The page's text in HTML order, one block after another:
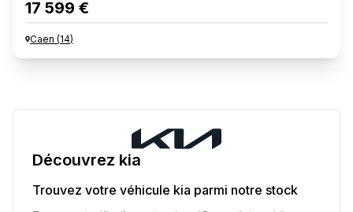
17 599 €
Caen (14)
Découvrez kia
Trouvez votre véhicule kia parmi notre stock